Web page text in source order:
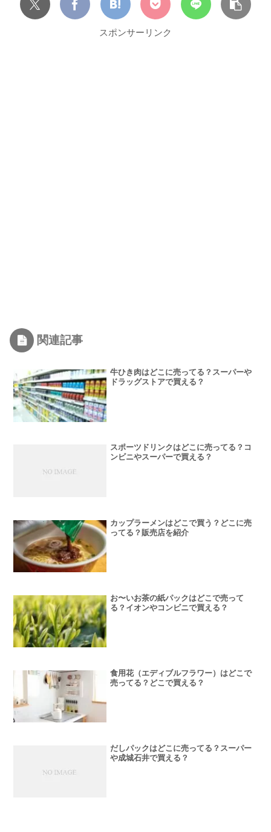
スポンサーリンク
関連記事
牛ひき肉はどこに売ってる？スーパーや
ドラッグストアで買える？
スポーツドリンクはどこに売ってる？コ
ンビニやスーパーで買える？
カップラーメンはどこで買う？どこに売
ってる？販売店を紹介
お〜いお茶の紙パックはどこで売って
る？イオンやコンビニで買える？
食用花（エディブルフラワー）はどこで
売ってる？どこで買える？
だしパックはどこに売ってる？スーパー
や成城石井で買える？